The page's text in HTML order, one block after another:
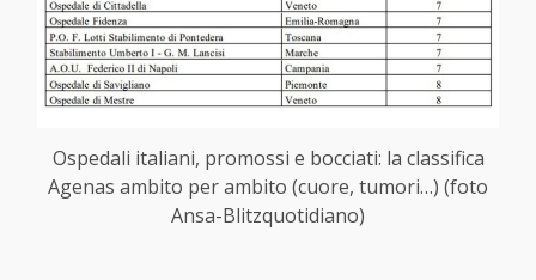
Ospedali italiani, promossi e bocciati: la classifica
Agenas ambito per ambito (cuore, tumori…) (foto
Ansa-Blitzquotidiano)